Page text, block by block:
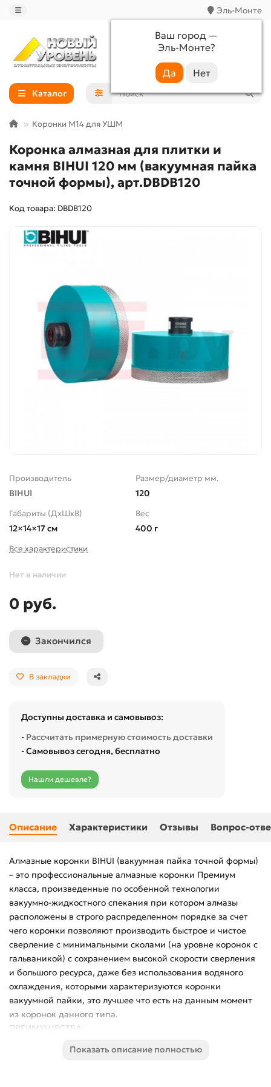
Эль-Монте
Ваш город —
Эль-Монте?
+7 (988) 233-44-52
Каталог
Коронки M14 для УШМ
Коронка алмазная для плитки и
камня BIHUI 120 мм (вакуумная пайка
точной формы), арт.DBDB120
Код товара: DBDB120
Производитель
BIHUI
Размер/диаметр мм.
120
Габариты (ДхШхВ)
12×14×17 см
Вес
400 г
Все характеристики
Нет в наличии
0 руб.
Закончился
В закладки
Доступны доставка и самовывоз:
- Рассчитать примерную стоимость доставки
- Самовывоз сегодня, бесплатно
Нашли дешевле?
Описание Характеристики Отзывы Вопрос-
Алмазные коронки BIHUI (вакуумная пайка точной формы)
– это профессиональные алмазные коронки Премиум
класса, произведенные по особенной технологии
вакуумно-жидкостного спекания при котором алмазы
расположены в строго распределенном порядке за счет
чего коронки позволяют производить быстрое и чистое
сверление с минимальными сколами (на уровне коронок с
гальваникой) с сохранением высокой скорости сверления
и большого ресурса, даже без использования водяного
охлаждения, которыми характеризуются коронки
вакуумной пайки, это лучшее что есть на данным момент
из коронок данного типа.
ПРЕИМУЩЕСТВА:
• Увеличенный ресурс в сравнении с коронками
Показать описание полностью